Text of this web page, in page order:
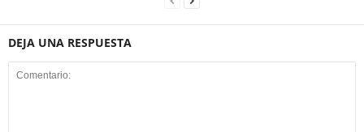
DEJA UNA RESPUESTA